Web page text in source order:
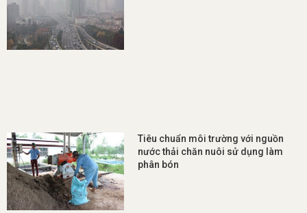
Tiêu chuẩn môi trường với nguồn
nước thải chăn nuôi sử dụng làm
phân bón